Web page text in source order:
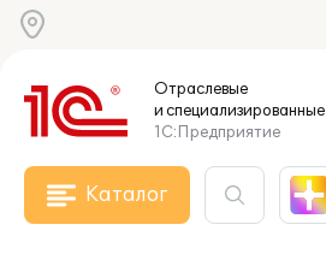
Отраслевые
и специализированные
1С:Предприятие
Каталог